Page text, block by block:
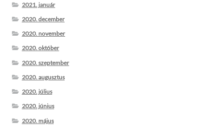
2021. január
2020. december
2020. november
2020. október
2020. szeptember
2020. augusztus
2020. július
2020. június
2020. május